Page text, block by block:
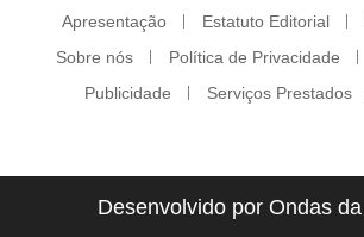
Apresentação Estatuto Editorial
Sobre nós
Política de Privacidade
Publicidade
Serviços Prestados
Desenvolvido por Ondas